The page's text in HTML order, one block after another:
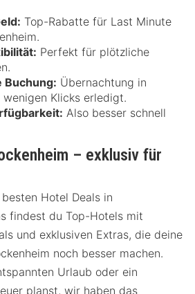
Top-Rabatte für Last Minute
Perfekt für plötzliche
Buchung: Übernachtung in
wenigen Klicks erledigt.
Also besser schnell
– exklusiv für
Hotel Deals in
findest du Top-Hotels mit
und exklusiven Extras, die deine
noch besser machen.
Urlaub oder ein
planst, wir haben das